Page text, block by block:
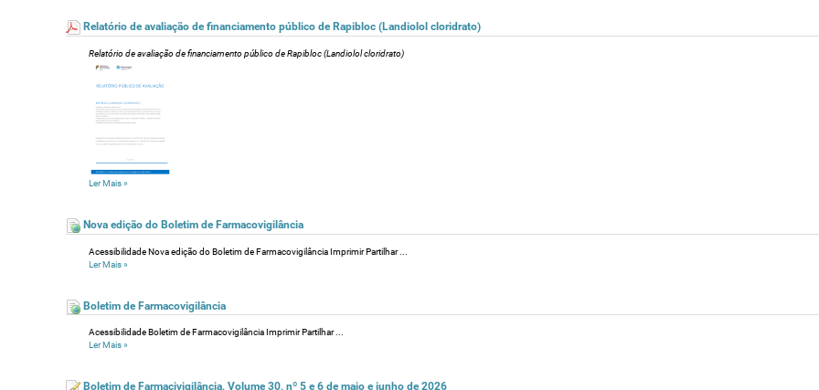
Relatório de avaliação de financiamento público de Rapibloc (Landiolol cloridrato)
Relatório de avaliação de financiamento público de Rapibloc (Landiolol cloridrato)
Ler Mais»
Nova edição do Boletim de Farmacovigilância
Acessibilidade Nova edição do Boletim de Farmacovigilância Imprimir Partilhar ...
Ler Mais»
Boletim de Farmacovigilância
Acessibilidade Boletim de Farmacovigilância Imprimir Partilhar ...
Ler Mais»
Boletim de Farmacivigilância, Volume 30, nº 5 e 6 de maio e junho de 2026